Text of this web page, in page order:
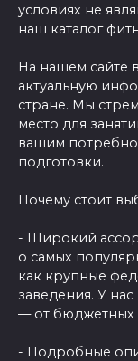
условиях не
наш каталог
На нашем сайте
актуальную
стране. Мы
место для
вашим
подготовки.
Почему стоит
- Широкий
о самых
как крупные
заведения. У
— от бюджетных
- Подробные